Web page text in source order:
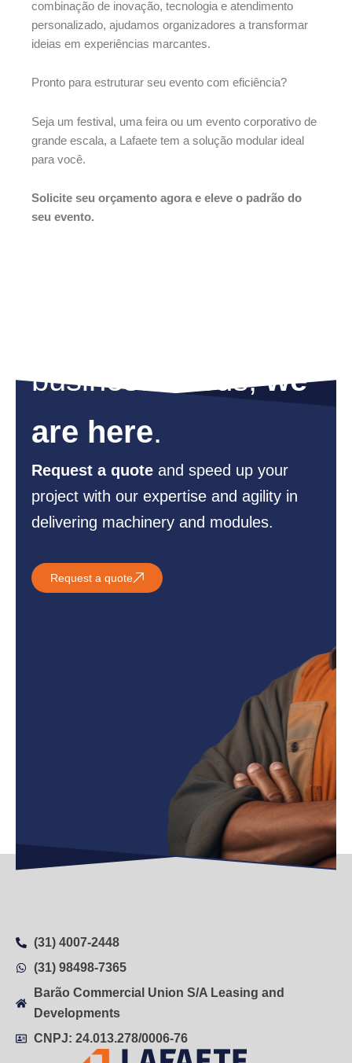
combinação de inovação, tecnologia e atendimento
personalizado, ajudamos organizadores a transformar
ideias em experiências marcantes.
Pronto para estruturar seu evento com eficiência?
Seja um festival, uma feira ou um evento corporativo de
grande escala, a Lafaete tem a solução modular ideal
para você.
Solicite seu orçamento agora e eleve o padrão do
seu evento.
business needs,we
are here.
Request a quote and speed up your
project with our expertise and agility in
delivering machinery and modules.
Request a quote
(31) 4007-2448
(31) 98498-7365
Barão Commercial Union S/A Leasing and
Developments
CNPJ: 24.013.278/0006-76